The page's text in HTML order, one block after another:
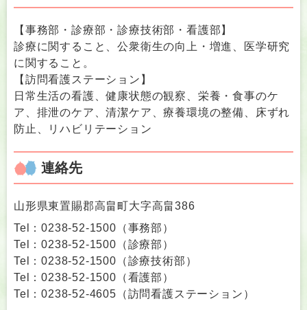
【事務部・診療部・診療技術部・看護部】
診療に関すること、公衆衛生の向上・増進、医学研究
に関すること。
【訪問看護ステーション】
日常生活の看護、健康状態の観察、栄養・食事のケ
ア、排泄のケア、清潔ケア、療養環境の整備、床ずれ
防止、リハビリテーション
連絡先
山形県東置賜郡高畠町大字高畠386
Tel：0238-52-1500 （事務部 ）
Tel：0238-52-1500 （診療部 ）
Tel：0238-52-1500 （診療技術部 ）
Tel：0238-52-1500 （看護部 ）
Tel：0238-52-4605 （訪問看護ステーション ）